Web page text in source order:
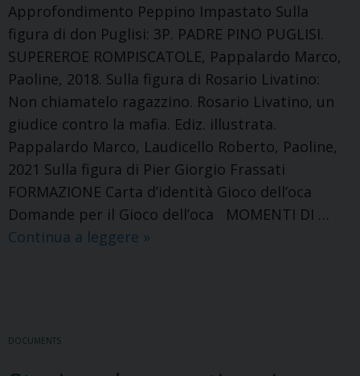
Approfondimento Peppino Impastato Sulla
figura di don Puglisi: 3P. PADRE PINO PUGLISI.
SUPEREROE ROMPISCATOLE, Pappalardo Marco,
Paoline, 2018. Sulla figura di Rosario Livatino:
Non chiamatelo ragazzino. Rosario Livatino, un
giudice contro la mafia. Ediz. illustrata.
Pappalardo Marco, Laudicello Roberto, Paoline,
2021 Sulla figura di Pier Giorgio Frassati
FORMAZIONE Carta d’identità Gioco dell’oca
Domande per il Gioco dell’oca MOMENTI DI …
Continua a leggere ALLEGATI
»
DOCUMENTS